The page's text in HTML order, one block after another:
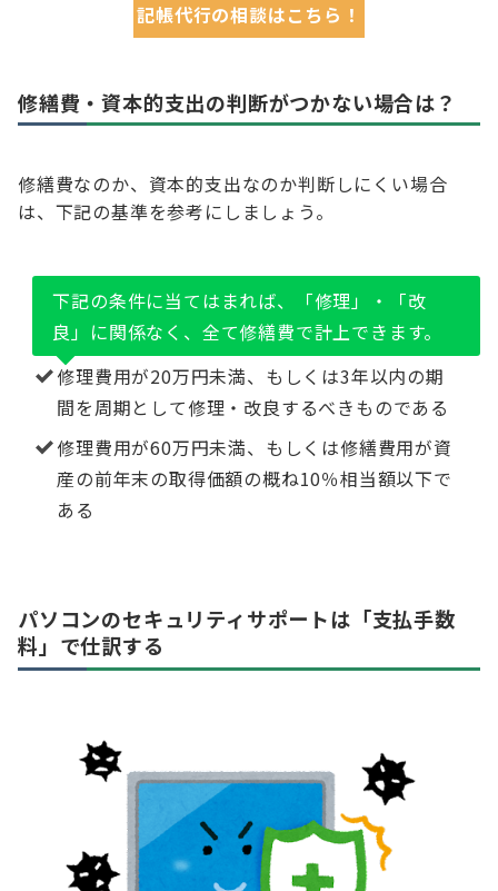
記帳代行の相談はこちら！
修繕費・資本的支出の判断がつかない場合は？
修繕費なのか、資本的支出なのか判断しにくい場合
は、下記の基準を参考にしましょう。
下記の条件に当てはまれば、「修理」・「改
良」に関係なく、全て修繕費で計上できます。
修理費用が20万円未満、もしくは3年以内の期
間を周期として修理・改良するべきものである
修理費用が60万円未満、もしくは修繕費用が資
産の前年末の取得価額の概ね10％相当額以下で
ある
パソコンのセキュリティサポートは「支払手数
料」で仕訳する